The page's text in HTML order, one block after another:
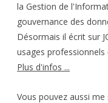
la Gestion de
gouvernance des
Désormais il écrit sur
usages
Plus d'infos ...
Vous pouvez aussi me